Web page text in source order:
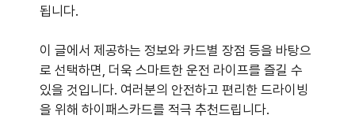
됩니다.
이 글에서 제공하는 정보와 카드별 장점 등을 바탕으
로 선택하면, 더욱 스마트한 운전 라이프를 즐길 수
있을 것입니다. 여러분의 안전하고 편리한 드라이빙
을 위해 하이패스카드를 적극 추천드립니다.